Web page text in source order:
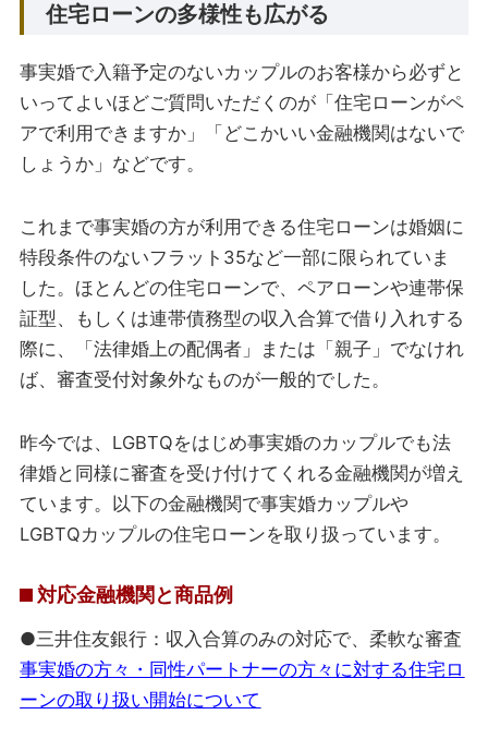
住宅ローンの多様性も広がる
事実婚で入籍予定のないカップルのお客様から必ずと
いってよいほどご質問いただくのが「住宅ローンがペ
アで利用できますか」「どこかいい金融機関はないで
しょうか」などです。
これまで事実婚の方が利用できる住宅ローンは婚姻に
特段条件のないフラット35など一部に限られていま
した。ほとんどの住宅ローンで、ペアローンや連帯保
証型、もしくは連帯債務型の収入合算で借り入れする
際に、「法律婚上の配偶者」または「親子」でなけれ
ば、審査受付対象外なものが一般的でした。
昨今では、LGBTQをはじめ事実婚のカップルでも法
律婚と同様に審査を受け付けてくれる金融機関が増え
ています。以下の金融機関で事実婚カップルや
LGBTQカップルの住宅ローンを取り扱っています。
対応金融機関と商品例
●三井住友銀行：収入合算のみの対応で、柔軟な審査
事実婚の方々・同性パートナーの方々に対する住宅ロ
ーンの取り扱い開始について